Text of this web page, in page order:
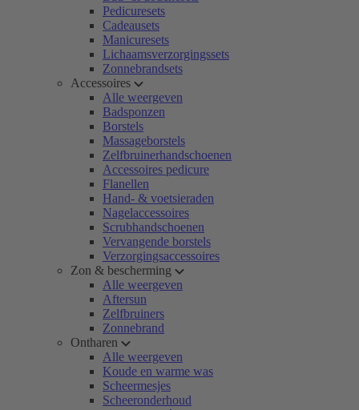
Pedicuresets
Cadeausets
Manicuresets
Lichaamsverzorgingssets
Zonnebrandsets
Accessoires
Alle weergeven
Badsponzen
Borstels
Massageborstels
Zelfbruinerhandschoenen
Accessoires pedicure
Flanellen
Hand- & voetsieraden
Nagelaccessoires
Scrubhandschoenen
Vervangende borstels
Verzorgingsaccessoires
Zon & bescherming
Alle weergeven
Aftersun
Zelfbruiners
Zonnebrand
Ontharen
Alle weergeven
Koude en warme was
Scheermesjes
Scheeronderhoud